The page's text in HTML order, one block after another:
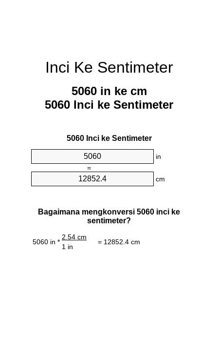
Inci Ke Sentimeter
5060 in ke cm
5060 Inci ke Sentimeter
5060 Inci ke Sentimeter
in
=
cm
Bagaimana mengkonversi 5060 inci ke
sentimeter?
5060 in *
2.54 cm
= 12852.4 cm
1 in